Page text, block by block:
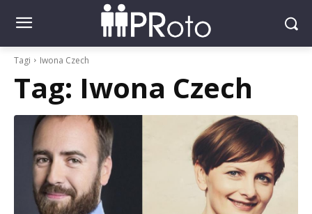
Tagi Iwona Czech
Tag: Iwona Czech